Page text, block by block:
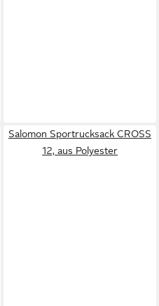
Salomon Sportrucksack CROSS
12, aus Polyester